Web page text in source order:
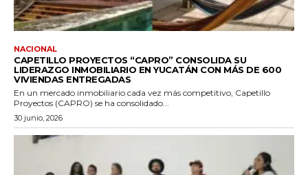
NACIONAL
CAPETILLO PROYECTOS “CAPRO” CONSOLIDA SU
LIDERAZGO INMOBILIARIO EN YUCATÁN CON MÁS DE 600
VIVIENDAS ENTREGADAS
En un mercado inmobiliario cada vez más competitivo, Capetillo
Proyectos (CAPRO) se ha consolidado...
30 junio, 2026